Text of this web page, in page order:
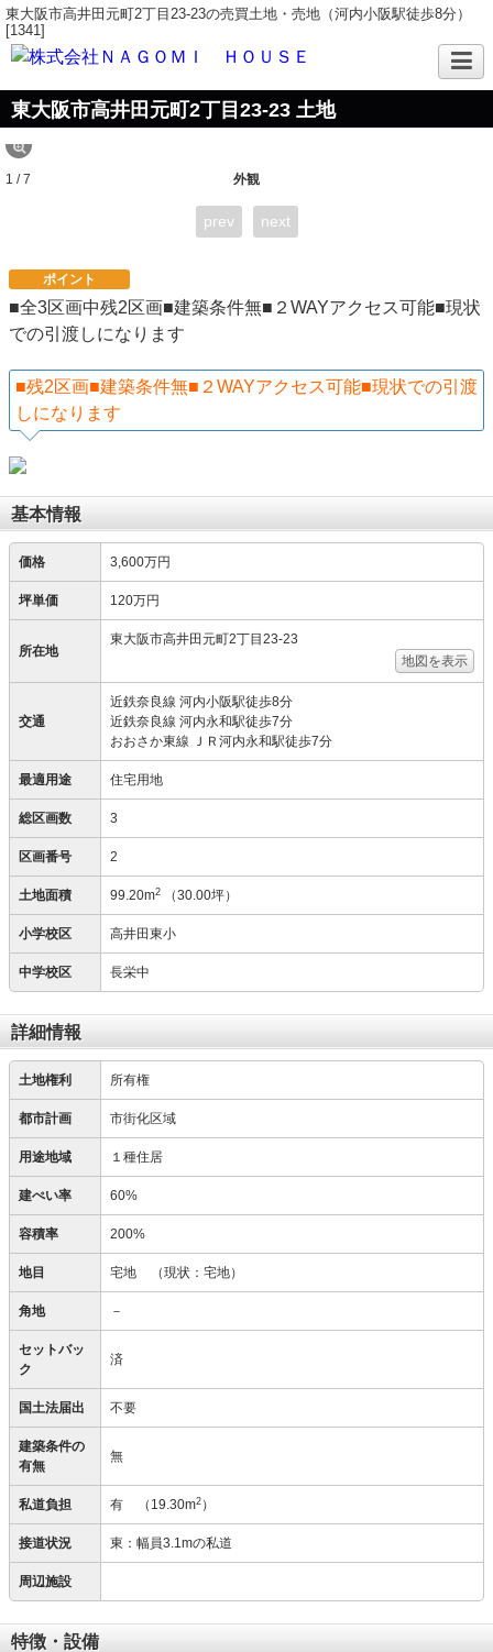
東大阪市高井田元町2丁目23-23の売買土地・売地（河内小阪駅徒歩8分）
[1341]
東大阪市高井田元町2丁目23-23 土地
外観
1 / 7
prev next
ポイント
■全3区画中残2区画■建築条件無■２WAYアクセス可能■現状
での引渡しになります
■残2区画■建築条件無■２WAYアクセス可能■現状での引渡
しになります
基本情報
価格 3,600万円
坪単価 120万円
所在地
東大阪市高井田元町2丁目23-23
地図を表示
交通
近鉄奈良線 河内小阪駅徒歩8分
近鉄奈良線 河内永和駅徒歩7分
おおさか東線 ＪＲ河内永和駅徒歩7分
最適用途 住宅用地
総区画数 3
区画番号 2
土地面積 99.20m2 （30.00坪）
小学校区 高井田東小
中学校区 長栄中
詳細情報
土地権利 所有権
都市計画 市街化区域
用途地域 １種住居
建ぺい率 60%
容積率 200%
地目 宅地 （現状：宅地）
角地 －
セットバッ
ク
済
国土法届出 不要
建築条件の
有無
無
私道負担 有 （19.30m2 ）
接道状況 東：幅員3.1mの私道
周辺施設
特徴・設備